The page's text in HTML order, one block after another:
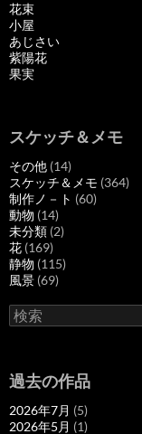
花束
小屋
あじさい
紫陽花
果実
スケッチ＆メモ
その他 (14)
スケッチ＆メモ (364)
制作ノ－ト (60)
動物 (14)
未分類 (2)
花 (169)
静物 (115)
風景 (69)
検
索
過去の作品
2026年7月 (5)
2026年5月 (1)